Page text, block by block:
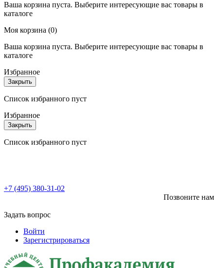
Ваша корзина пуста. Выберите интересующие вас товары в
каталоге
Моя корзина (0)
Ваша корзина пуста. Выберите интересующие вас товары в
каталоге
Избранное
Закрыть
Список избранного пуст
Избранное
Закрыть
Список избранного пуст
+7 (495) 380-31-02
Позвоните нам
Задать вопрос
Войти
Зарегистрироваться